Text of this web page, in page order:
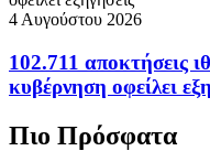
4 Αυγούστου 2026
102.711 αποκτήσεις
κυβέρνηση οφείλει
Πιο Πρόσφατα